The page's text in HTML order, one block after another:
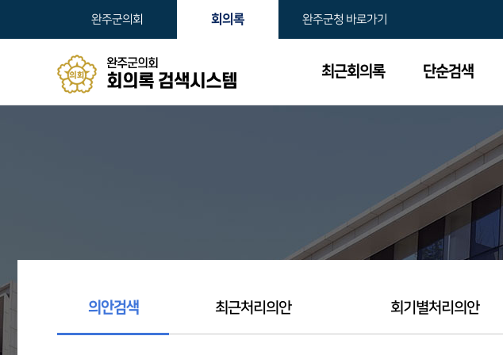
완주군의회 회의록 완주군청 바로가기
완주군의회
회의록 검색시스템 최근회의록 단순검색
의안검색 최근처리의안 회기별처리의안